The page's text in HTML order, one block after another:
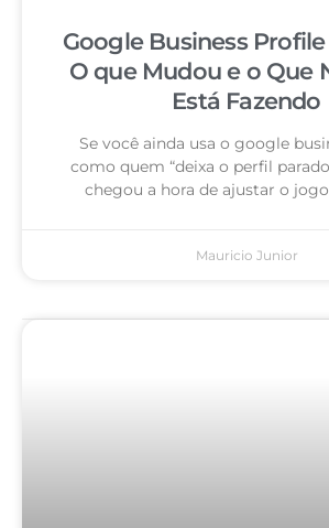
Google Business
O que Mudou e o Que
Está Fazendo
Se você ainda usa o google
como quem “deixa o perfil
chegou a hora de ajustar o
Mauricio Junior